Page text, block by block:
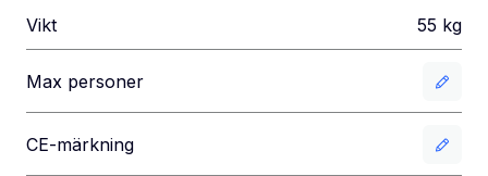
Vikt 55 kg
Max personer
CE-märkning